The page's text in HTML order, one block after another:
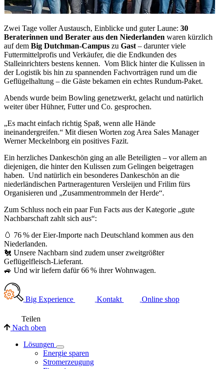
Zwei Tage voller Austausch, Einblicke und guter Laune: 30
Beraterinnen und Berater aus den Niederlanden waren kürzlich
auf dem Big Dutchman-Campus zu Gast – darunter viele
Futtermittelprofis und Verkäufer, die die Endkunden des
Stalleinrichters bestens kennen. Vom Blick hinter die Kulissen in
der Logistik bis hin zu spannenden Fachvorträgen rund um die
Geflügelhaltung – die Gäste bekamen ein echtes Rundum-Paket.
Abends wurde beim Bowling genetzwerkt, gelacht und natürlich
weiter über Hühner, Futter und Co. gesprochen.
„Es macht einfach richtig Spaß, wenn alle Hände
ineinandergreifen.“ Mit diesen Worten zog Area Sales Manager
Werner Meckelnborg ein positives Fazit.
Ein herzliches Dankeschön ging an alle Beteiligten – vor allem an
diejenigen, die hinter den Kulissen zum Gelingen beigetragen
haben. Und natürlich ein besonderes Dankeschön an die
niederländischen Partneragenturen Versleijen und Frilim fürs
Organisieren und „Zusammentrommeln der Herde“.
Zum Schluss noch ein paar Fun Facts aus der Kategorie „gute
Nachbarschaft zahlt sich aus“:
🥚 76 % der Eier-Importe nach Deutschland kommen aus den
Niederlanden.
🐔 Unsere Nachbarn sind zudem unser zweitgrößter
Geflügelfleisch-Lieferant.
🚙 Und wir liefern dafür 66 % ihrer Wohnwagen.
Big Experience Kontakt Online shop
Teilen
Nach oben
Lösungen
Energie sparen
Stromerzeugung